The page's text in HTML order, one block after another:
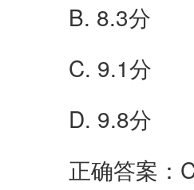
B. 8.3分
C. 9.1分
D. 9.8分
正确答案：